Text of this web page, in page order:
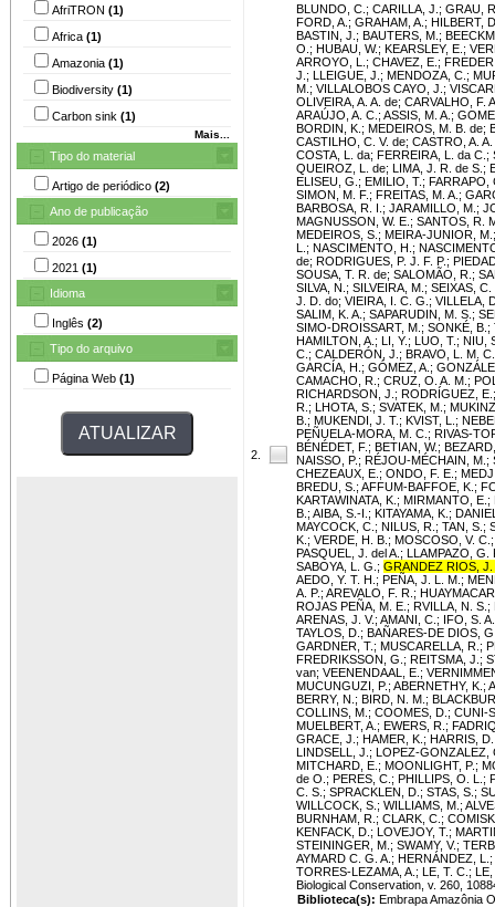
AfriTRON (1)
Africa (1)
Amazonia (1)
Biodiversity (1)
Carbon sink (1)
Mais...
Tipo do material
Artigo de periódico (2)
Ano de publicação
2026 (1)
2021 (1)
Idioma
Inglês (2)
Tipo do arquivo
Página Web (1)
2.
BLUNDO, C. ; CARILLA, J. ; GRAU,
FORD, A. ; GRAHAM, A. ; HILBERT,
BASTIN, J. ; BAUTERS, M. ;
O. ; HUBAU, W.; KEARSLEY, E. ;
ARROYO, L. ; CHAVEZ, E. ;
J. ; LLEIGUE, J. ; MENDOZA, C. ;
M. ; VILLALOBOS CAYO, J. ;
OLIVEIRA, A. A. de; CARVALHO, F.
ARAÚJO, A. C. ; ASSIS, M. A. ;
BORDIN, K. ; MEDEIROS, M. B. de;
CASTILHO, C. V. de; CASTRO, A.
COSTA, L. da; FERREIRA, L. da C. ;
QUEIROZ, L. de; LIMA, J. R. de S. ;
ELISEU, G. ; EMILIO, T. ; FARRAPO,
SIMON, M. F. ; FREITAS, M. A. ;
BARBOSA, R. I. ; JARAMILLO, M. ;
MAGNUSSON, W. E. ; SANTOS, R.
MEDEIROS, S. ; MEIRA-JUNIOR, M.
L. ; NASCIMENTO, H. ;
de; RODRIGUES, P. J. F. P. ;
SOUSA, T. R. de; SALOMÃO, R. ;
SILVA, N. ; SILVEIRA, M. ; SEIXAS, C.
J. D. do; VIEIRA, I. C. G. ; VILLELA,
SALIM, K. A. ; SAPARUDIN, M. S. ;
SIMO-DROISSART, M. ; SONKÉ, B. ;
HAMILTON, A. ; LI, Y. ; LUO, T. ; NIU,
C. ; CALDERÓN, J. ; BRAVO, L. M. C.
GARCÍA, H. ; GÓMEZ, A. ;
CAMACHO, R. ; CRUZ, O. A. M. ;
RICHARDSON, J. ; RODRÍGUEZ, E.
R. ; LHOTA, S. ; SVATEK, M. ;
B. ; MUKENDI, J. T. ; KVIST, L. ;
PEÑUELA-MORA, M. C. ; RIVAS-
BÉNÉDET, F. ; BETIAN, W.;
NAISSO, P. ; RÉJOU-MÉCHAIN, M. ;
CHEZEAUX, E. ; ONDO, F. E. ;
BREDU, S. ; AFFUM-BAFFOE, K. ;
KARTAWINATA, K. ; MIRMANTO, E. ;
B. ; AIBA, S.-I. ; KITAYAMA, K. ;
MAYCOCK, C. ; NILUS, R. ; TAN, S. ;
K. ; VERDE, H. B. ; MOSCOSO, V. C.
PASQUEL, J. del A. ; LLAMPAZO, G.
SABOYA, L. G. ; GRANDEZ RIOS, J.
AEDO, Y. T. H. ; PEÑA, J. L. M. ;
A. P. ; AREVALO, F. R. ;
ROJAS PEÑA, M. E. ; RVILLA, N. S. ;
ARENAS, J. V.; AMANI, C. ; IFO, S. A.
TAYLOS, D. ; BAÑARES-DE DIOS,
GARDNER, T. ; MUSCARELLA, R. ;
FREDRIKSSON, G. ; REITSMA, J. ;
van; VEENENDAAL, E. ;
MUCUNGUZI, P. ; ABERNETHY, K. ;
BERRY, N. ; BIRD, N. M. ;
COLLINS, M. ; COOMES, D. ; CUNI-
MUELBERT, A. ; EWERS, R. ;
GRACE, J. ; HAMER, K. ; HARRIS, D.
LINDSELL, J. ; LOPEZ-GONZALEZ,
MITCHARD, E. ; MOONLIGHT, P. ;
de O. ; PERES, C. ; PHILLIPS, O. L. ;
C. S. ; SPRACKLEN, D. ; STAS, S. ;
WILLCOCK, S. ; WILLIAMS, M. ;
BURNHAM, R. ; CLARK, C. ;
KENFACK, D. ; LOVEJOY, T. ;
STEININGER, M. ; SWAMY, V.;
AYMARD C. G. A. ; HERNÁNDEZ, L. ;
TORRES-LEZAMA, A. ; LE, T. C. ; LE,
Biological Conservation, v. 260,
Biblioteca(s): Embrapa Amazônia